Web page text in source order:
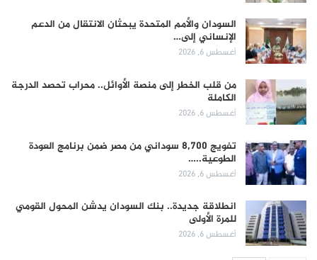
السودان والأمم المتحدة يبحثان الانتقال من الدعم
الإنساني إلى…
أغسطس 6, 2026
من قلب الخطر إلى منصة الأوائل.. محراب تحصد الدرجة
الكاملة
أغسطس 6, 2026
تفويج 8,700 سوداني من مصر ضمن برنامج العودة
الطوعية..…
أغسطس 6, 2026
انطلاقة جديدة.. بنك السودان يدشن المحول القومي
للمرة الأولى
أغسطس 6, 2026